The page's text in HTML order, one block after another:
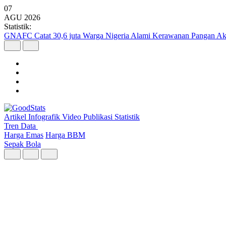
07
AGU 2026
Statistik:
Kunjungan Wisatawan Mancanegara Tembus 7 Juta per Semester I
Artikel Infografik Video Publikasi Statistik
Tren Data
Harga Emas Harga BBM
Sepak Bola